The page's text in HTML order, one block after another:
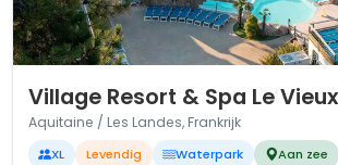
Village Resort & Spa Le
Aquitaine / Les Landes, Frankrijk
XL Levendig Waterpark Aan zee